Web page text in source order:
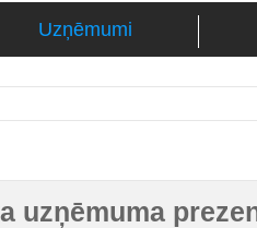
Uzņēmumi
uzņēmuma